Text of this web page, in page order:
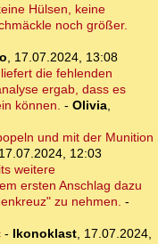
Hülsen, keine
noch größer.
, 17.07.2024, 13:08
die fehlenden
ergab, dass es
können. - Olivia,
und mit der Munition
17.07.2024, 12:03
weitere
ersten Anschlag dazu
zu nehmen. -
- Ikonoklast, 17.07.2024,